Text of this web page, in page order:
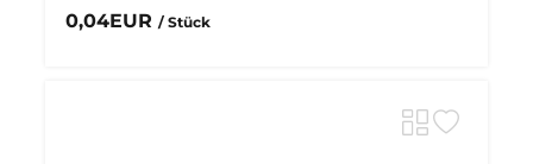
0,04EUR / Stück